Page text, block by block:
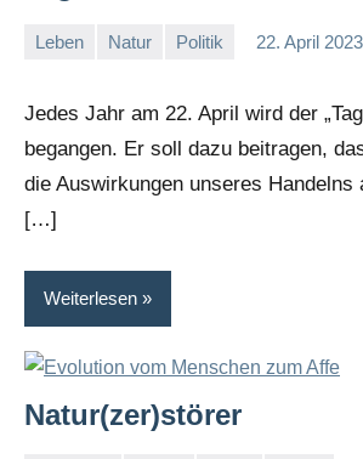
Leben Natur Politik 22. April 2023
Jedes Jahr am 22. April wird der
begangen. Er soll dazu beitragen,
die Auswirkungen unseres Handelns
[…]
Weiterlesen
Natur(zer)störer